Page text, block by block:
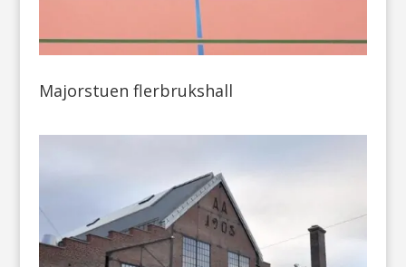
Majorstuen flerbrukshall